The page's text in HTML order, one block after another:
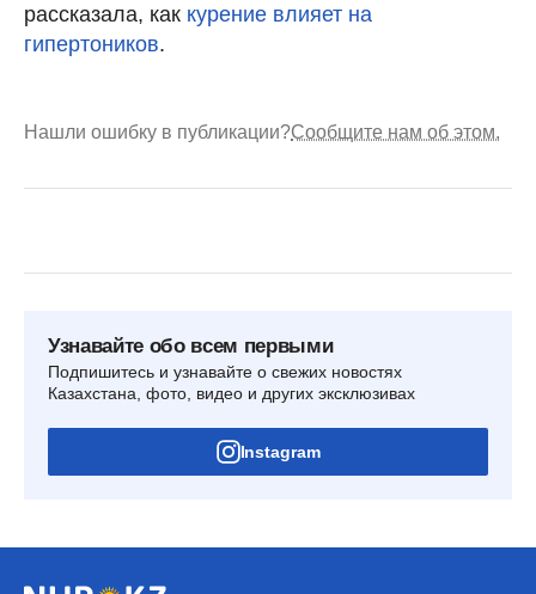
рассказала, как курение влияет на
гипертоников.
Нашли ошибку в публикации?Сообщите нам об этом.
Узнавайте обо всем первыми
Подпишитесь и узнавайте о свежих новостях
Казахстана, фото, видео и других эксклюзивах
Instagram